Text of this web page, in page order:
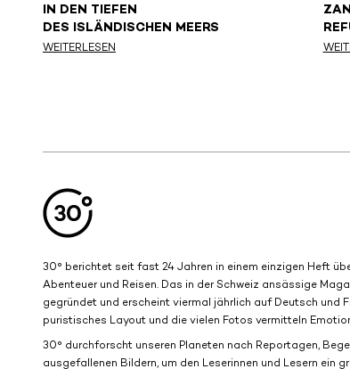
IN DEN TIEFEN
DES ISLÄNDISCHEN MEERS
WEITERLESEN
30° berichtet seit fast 24 Jahren in einem einzigen Heft
Abenteuer und Reisen. Das in der Schweiz ansässige
gegründet und erscheint viermal jährlich auf Deutsch und
puristisches Layout und die vielen Fotos vermitteln
30° durchforscht unseren Planeten nach Reportagen,
ausgefallenen Bildern, um den Leserinnen und Lesern ein